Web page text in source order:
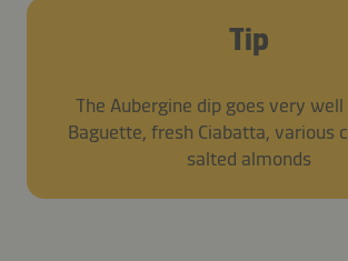
Tip
The Aubergine dip goes very
Baguette, fresh Ciabatta, various
salted almonds